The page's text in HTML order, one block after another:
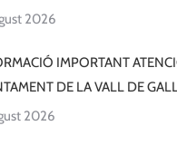
2026
IMPORTANT
DE LA VALL DE
2026